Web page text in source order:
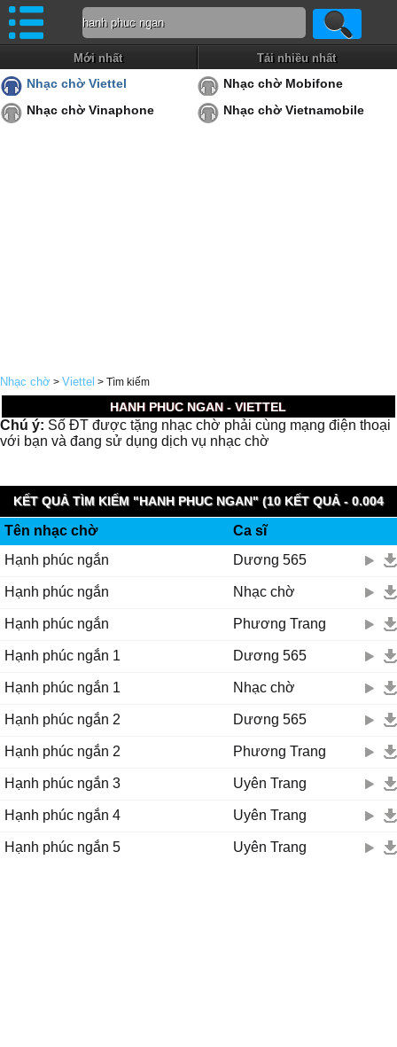
Mới nhất Tải nhiều nhất
Nhạc chờ Viettel
Nhạc chờ Mobifone
Nhạc chờ Vinaphone
Nhạc chờ Vietnamobile
Nhạc chờ > Viettel > Tìm kiếm
HANH PHUC NGAN - VIETTEL
Chú ý: Số ĐT được tặng nhạc chờ phải cùng mạng điện thoại
với bạn và đang sử dụng dịch vụ nhạc chờ
KẾT QUẢ TÌM KIẾM "HANH PHUC NGAN" (10 KẾT QUẢ - 0.004
Tên nhạc chờ
Ca sĩ
Hạnh phúc ngắn
Dương 565
Hạnh phúc ngắn Nhạc chờ
Hạnh phúc ngắn Phương Trang
Hạnh phúc ngắn 1 Dương 565
Hạnh phúc ngắn 1 Nhạc chờ
Hạnh phúc ngắn 2 Dương 565
Hạnh phúc ngắn 2 Phương Trang
Hạnh phúc ngắn 3 Uyên Trang
Hạnh phúc ngắn 4 Uyên Trang
Hạnh phúc ngắn 5 Uyên Trang